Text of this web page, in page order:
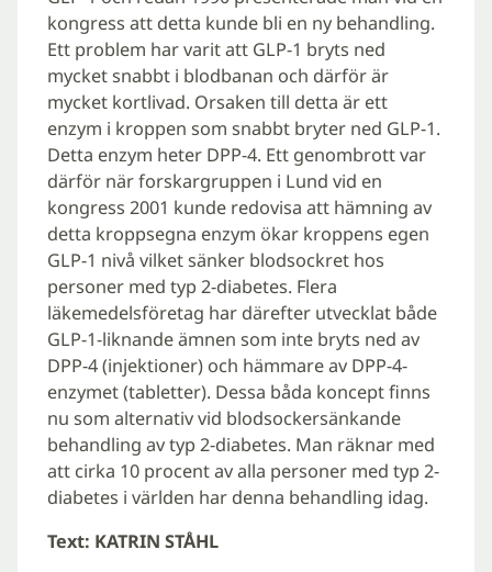
kongress att detta kunde bli en ny behandling.
Ett problem har varit att GLP-1 bryts ned
mycket snabbt i blodbanan och därför är
mycket kortlivad. Orsaken till detta är ett
enzym i kroppen som snabbt bryter ned GLP-1.
Detta enzym heter DPP-4. Ett genombrott var
därför när forskargruppen i Lund vid en
kongress 2001 kunde redovisa att hämning av
detta kroppsegna enzym ökar kroppens egen
GLP-1 nivå vilket sänker blodsockret hos
personer med typ 2-diabetes. Flera
läkemedelsföretag har därefter utvecklat både
GLP-1-liknande ämnen som inte bryts ned av
DPP-4 (injektioner) och hämmare av DPP-4-
enzymet (tabletter). Dessa båda koncept finns
nu som alternativ vid blodsockersänkande
behandling av typ 2-diabetes. Man räknar med
att cirka 10 procent av alla personer med typ 2-
diabetes i världen har denna behandling idag.
Text: KATRIN STÅHL